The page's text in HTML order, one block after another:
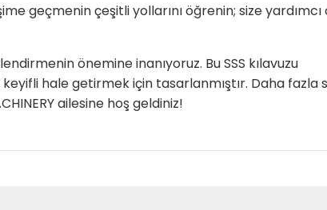
geçmenin çeşitli yollarını öğrenin; size
önemine inanıyoruz. Bu SSS kılavuzu
hale getirmek için tasarlanmıştır. Daha fazla
ailesine hoş geldiniz!